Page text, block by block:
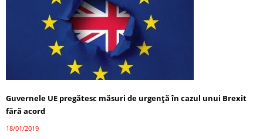
Guvernele UE pregătesc măsuri de urgenţă în cazul unui Brexit
fără acord
18/01/2019